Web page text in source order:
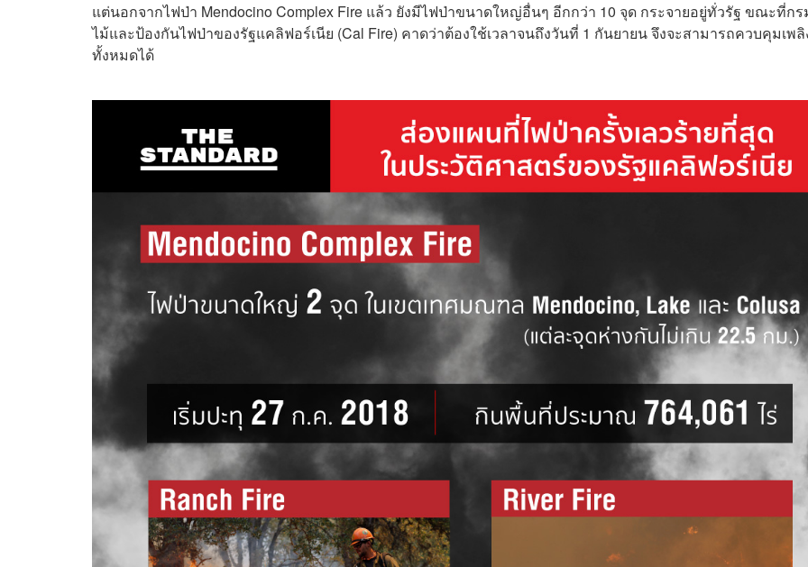
แต่นอกจากไฟป่า Mendocino Complex Fire แล้ว ยังมีไฟป่าขนาดใหญ่อื่นๆ อีกกว่า 10 จุด กระจายอยู่ทั่วรัฐ ขณะที่ก
ไม้และป้องกันไฟป่าของรัฐแคลิฟอร์เนีย (Cal Fire) คาดว่าต้องใช้เวลาจนถึงวันที่ 1 กันยายน จึงจะสามารถควบคุมเพลิ
ทั้งหมดได้